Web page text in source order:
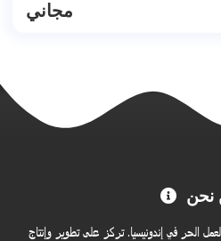
مجاني
نحن
الحر في إندونيسيا. تركز على تطوير وإنتاج